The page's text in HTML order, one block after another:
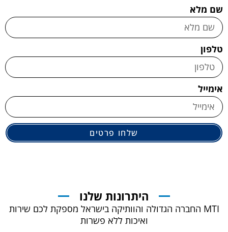
שם מלא
טלפון
אימייל
שלחו פרטים
היתרונות שלנו
MTI החברה הגדולה והוותיקה בישראל מספקת לכם שירות
ואיכות ללא פשרות